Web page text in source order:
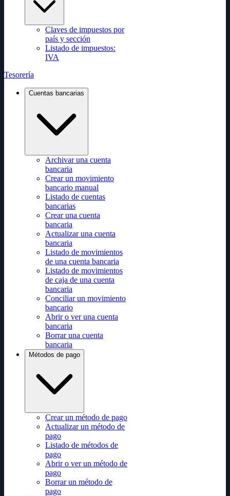
Claves de impuestos por
país y sección
Listado de impuestos:
IVA
Tesorería
Cuentas bancarias
Archivar una cuenta
bancaria
Crear un movimiento
bancario manual
Listado de cuentas
bancarias
Crear una cuenta
bancaria
Actualizar una cuenta
bancaria
Listado de movimientos
de una cuenta bancaria
Listado de movimientos
de caja de una cuenta
bancaria
Conciliar un movimiento
bancario
Abrir o ver una cuenta
bancaria
Borrar una cuenta
bancaria
Métodos de pago
Crear un método de pago
Actualizar un método de
pago
Listado de métodos de
pago
Abrir o ver un método de
pago
Borrar un método de
pago